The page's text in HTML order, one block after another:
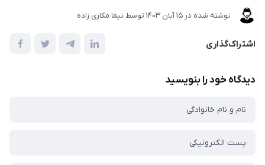
نوشته شده در 15 آبان 1403 توسط نیما مکاری زاده
اشتراک‌گذاری
دیدگاه خود را بنویسید